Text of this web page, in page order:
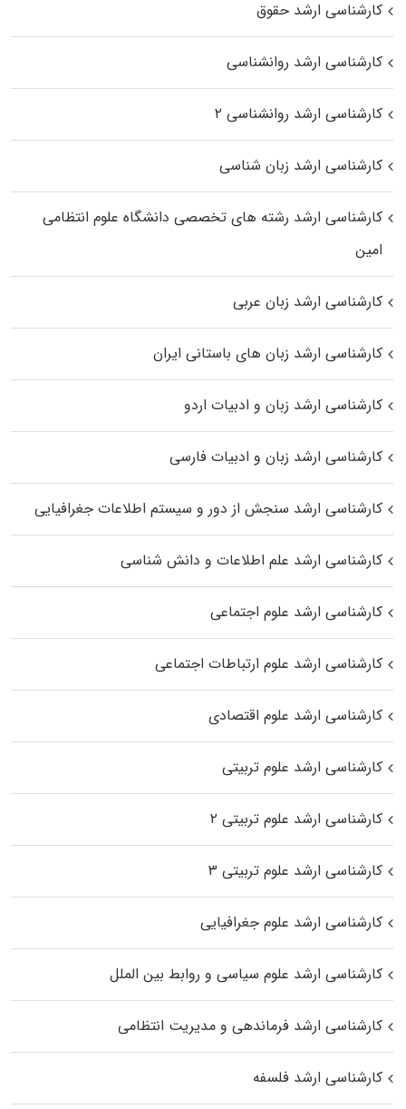
کارشناسی ارشد حقوق
کارشناسی ارشد روانشناسی
کارشناسی ارشد روانشناسی ۲
کارشناسی ارشد زبان شناسی
کارشناسی ارشد رﺷﺘﻪ ﻫﺎی تخصصی داﻧﺸﮕﺎه ﻋﻠﻮم انتظامی
اﻣﻴﻦ
کارشناسی ارشد زبان عربی
کارشناسی ارشد زبان‌ های باستانی ایران
کارشناسی ارشد زبان و ادبیات اردو
کارشناسی ارشد زبان و ادبیات فارسی
کارشناسی ارشد سنجش از دور و سیستم اطلاعات جغرافیایی
کارشناسی ارشد علم اطلاعات و دانش شناسی
کارشناسی ارشد علوم اجتماعی
کارشناسی ارشد علوم ارتباطات اجتماعی
کارشناسی ارشد علوم اقتصادی
کارشناسی ارشد علوم تربیتی
کارشناسی ارشد علوم تربیتی ۲
کارشناسی ارشد علوم تربیتی ۳
کارشناسی ارشد علوم جغرافیایی
کارشناسی ارشد علوم سیاسی و روابط بین الملل
کارشناسی ارشد فرماندهی و مدیریت انتظامی
کارشناسی ارشد فلسفه